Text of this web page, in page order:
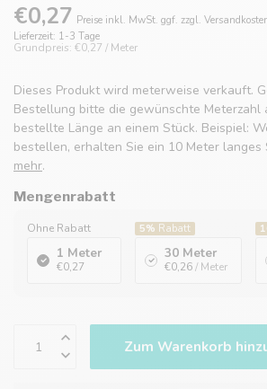
€0,27 Preise inkl. MwSt. ggf. zzgl.
Lieferzeit: 1-3 Tage
Grundpreis: €0,27 / Meter
Dieses Produkt wird meterweise verkauft.
Bestellung bitte die gewünschte Meterzahl
bestellte Länge an einem Stück. Beispiel:
bestellen, erhalten Sie ein 10 Meter langes
mehr.
Mengenrabatt
Ohne Rabatt
1 Meter
€0,27
5% Rabatt
30 Meter
€0,26/ Meter
Zum Warenkorb